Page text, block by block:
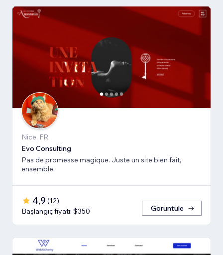
Nice, FR
Evo Consulting
Pas de promesse magique. Juste un site bien fait,
ensemble.
4,9 (12)
Başlangıç fiyatı: $350
Görüntüle